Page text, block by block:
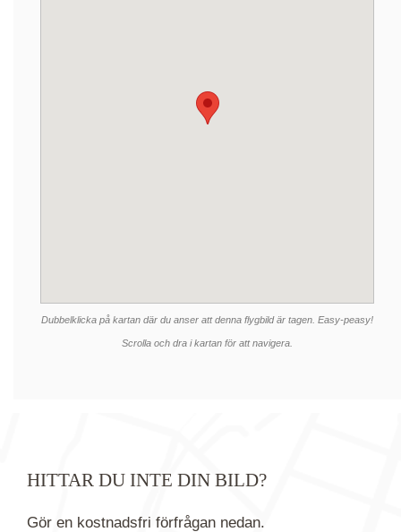
Dubbelklicka på kartan där du anser att denna flygbild är tagen. Easy-peasy!
Scrolla och dra i kartan för att navigera.
HITTAR DU INTE DIN BILD?
Gör en kostnadsfri förfrågan nedan.